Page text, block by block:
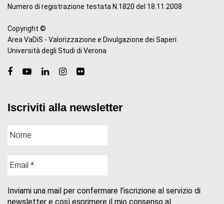
Numero di registrazione testata N.1820 del 18.11.2008
Copyright ©
Area VaDiS - Valorizzazione e Divulgazione dei Saperi
Università degli Studi di Verona
Iscriviti alla newsletter
Inviami una mail per confermare l’iscrizione al servizio di
newsletter e così esprimere il mio consenso al